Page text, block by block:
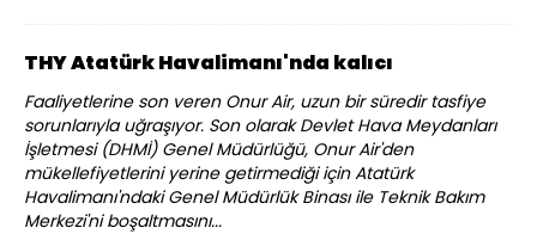
THY Atatürk Havalimanı'nda kalıcı
Faaliyetlerine son veren Onur Air, uzun bir süredir tasfiye
sorunlarıyla uğraşıyor. Son olarak Devlet Hava Meydanları
İşletmesi (DHMİ) Genel Müdürlüğü, Onur Air'den
mükellefiyetlerini yerine getirmediği için Atatürk
Havalimanı'ndaki Genel Müdürlük Binası ile Teknik Bakım
Merkezi'ni boşaltmasını...